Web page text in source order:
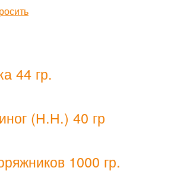
44 гр.
(Н.Н.) 40 гр
1000 гр.